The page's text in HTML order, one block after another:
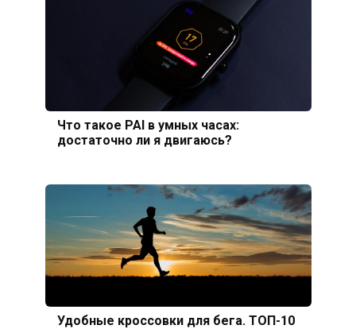
Что такое PAI в умных часах:
достаточно ли я двигаюсь?
Удобные кроссовки для бега. ТОП-10